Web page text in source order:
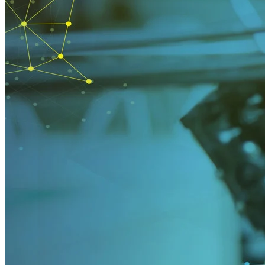
Entreprise
Emploi
Partenaires
Fournisseurs